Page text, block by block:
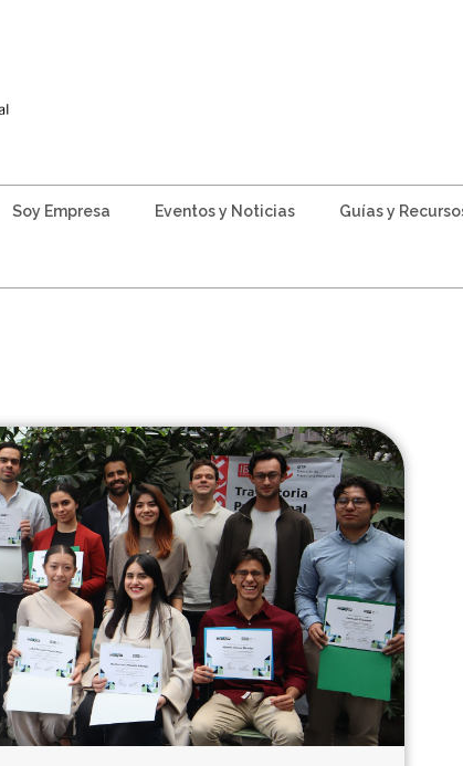
Soy Empresa Eventos y Noticias Guías y